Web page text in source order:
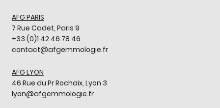
AFG PARIS
7 Rue Cadet, Paris 9
+33 (0)1 42 46 78 46
contact@afgemmologie.fr
AFG LYON
46 Rue du Pr Rochaix, Lyon 3
lyon@afgemmologie.fr